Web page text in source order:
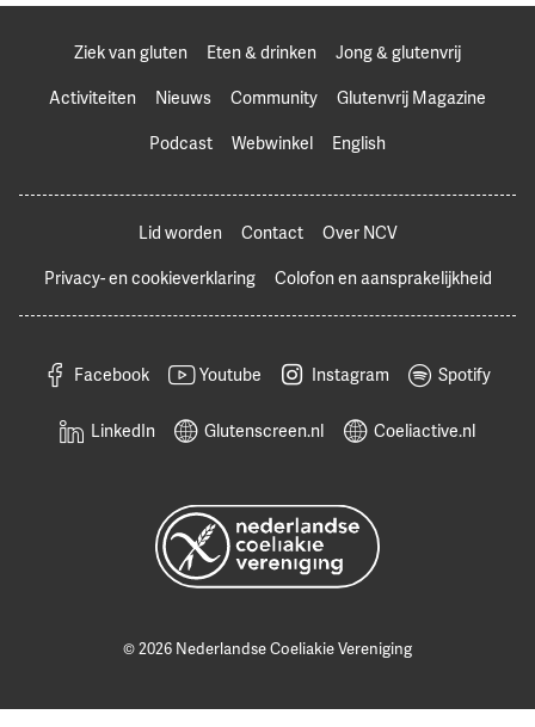
Ziek van gluten Eten & drinken
Jong & glutenvrij
Activiteiten
Nieuws Community
Glutenvrij Magazine
Podcast
Webwinkel English
Lid worden Contact
Over NCV
Privacy- en cookieverklaring
Colofon en aansprakelijkheid
Facebook Youtube Instagram Spotify
LinkedIn Glutenscreen.nl Coeliactive.nl
© 2026 Nederlandse Coeliakie Vereniging